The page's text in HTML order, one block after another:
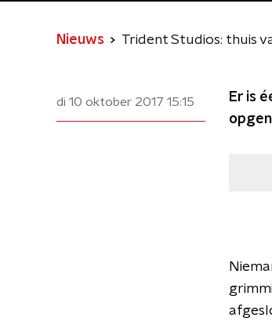
Nieuws Trident Studios: thuis
di 10 oktober 2017 15:15
Er is